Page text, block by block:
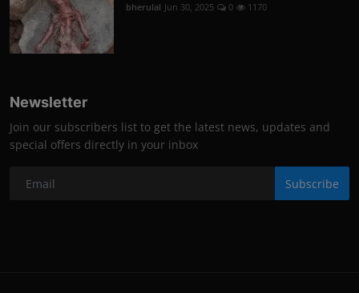
bherulal Jun 30, 2025 0 1170
Newsletter
Join our subscribers list to get the latest news, updates and
special offers directly in your inbox
Subscribe